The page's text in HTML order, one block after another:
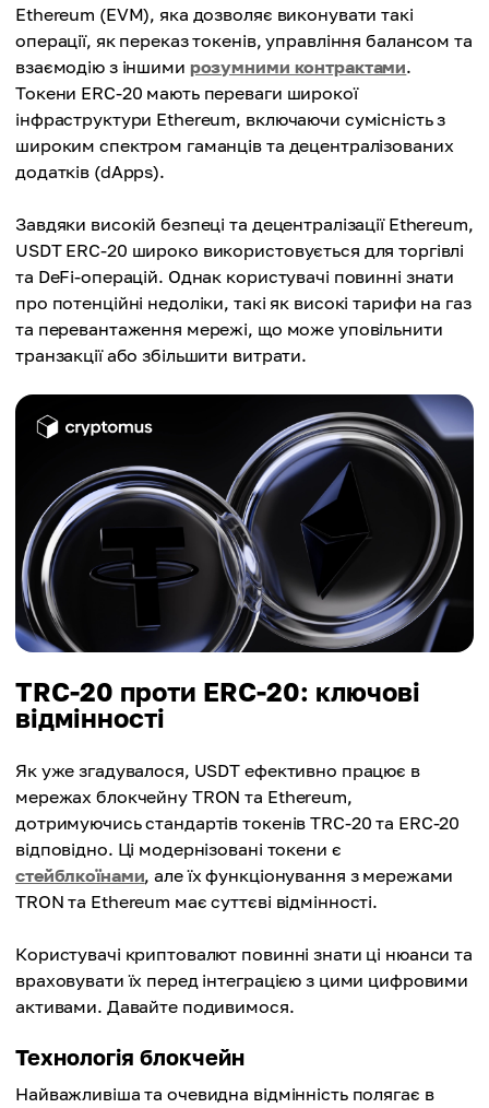
Ethereum (EVM), яка дозволяє виконувати такі
операції, як переказ токенів, управління балансом та
взаємодію з іншими розумними контрактами.
Токени ERC-20 мають переваги широкої
інфраструктури Ethereum, включаючи сумісність з
широким спектром гаманців та децентралізованих
додатків (dApps).
Завдяки високій безпеці та децентралізації Ethereum,
USDT ERC-20 широко використовується для торгівлі
та DeFi-операцій. Однак користувачі повинні знати
про потенційні недоліки, такі як високі тарифи на газ
та перевантаження мережі, що може уповільнити
транзакції або збільшити витрати.
TRC-20 проти ERC-20: ключові
відмінності
Як уже згадувалося, USDT ефективно працює в
мережах блокчейну TRON та Ethereum,
дотримуючись стандартів токенів TRC-20 та ERC-20
відповідно. Ці модернізовані токени є
стейблкоїнами, але їх функціонування з мережами
TRON та Ethereum має суттєві відмінності.
Користувачі криптовалют повинні знати ці нюанси та
враховувати їх перед інтеграцією з цими цифровими
активами. Давайте подивимося.
Технологія блокчейн
Найважливіша та очевидна відмінність полягає в